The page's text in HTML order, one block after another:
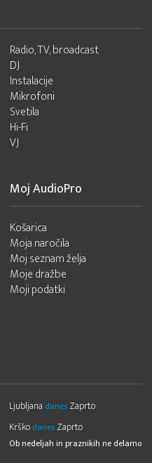
Radio, TV, broadcast
DJ
Instalacije
Mikrofoni
Svetila
Hi-Fi
VJ
Moj AudioPro
Košarica
Moja naročila
Moj seznam želja
Moje dražbe
Moji podatki
Ljubljana danes Zaprto
Krško danes Zaprto
Ob nedeljah in praznikih ne delamo